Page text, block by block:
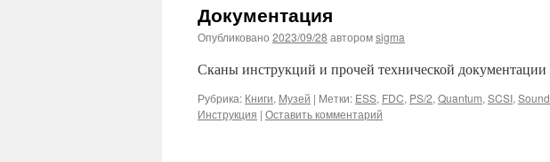
Документация
Опубликовано 2023/09/28 авторомsigma
Сканы инструкций и прочей технической документации
Рубрика: Книги, Музей | Метки: ESS, FDC, PS/2, Quantum, SCSI, Sound
Инструкция | Оставить комментарий